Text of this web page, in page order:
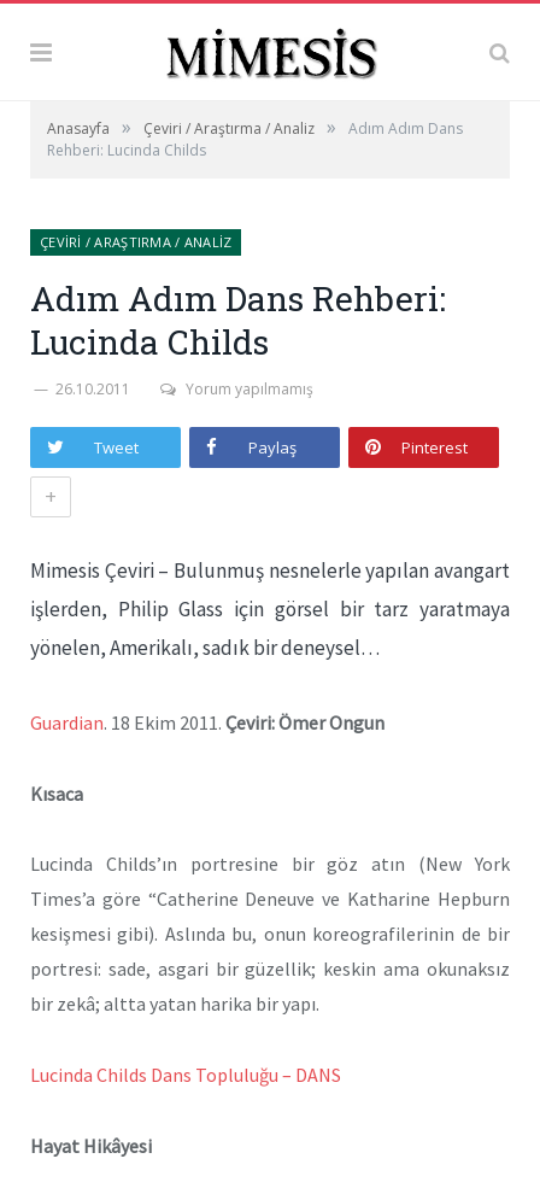
Anasayfa » Çeviri / Araştırma / Analiz »
Adım Adım Dans
Rehberi: Lucinda Childs
ÇEVIRI / ARAŞTIRMA / ANALIZ
Adım Adım Dans Rehberi:
Lucinda Childs
26.10.2011 Yorum yapılmamış
Tweet Paylaş Pinterest
+
Mimesis Çeviri – Bulunmuş nesnelerle yapılan avangart
işlerden, Philip Glass için görsel bir tarz yaratmaya
yönelen, Amerikalı, sadık bir deneysel…
Guardian. 18 Ekim 2011. Çeviri: Ömer Ongun
Kısaca
Lucinda Childs’ın portresine bir göz atın (New York
Times’a göre “Catherine Deneuve ve Katharine Hepburn
kesişmesi gibi). Aslında bu, onun koreografilerinin de bir
portresi: sade, asgari bir güzellik; keskin ama okunaksız
bir zekâ; altta yatan harika bir yapı.
Lucinda Childs Dans Topluluğu – DANS
Hayat Hikâyesi